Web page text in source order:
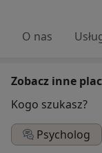
O nas
Zobacz inne
Kogo szukasz?
Psycholog